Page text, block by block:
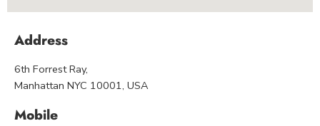
Address
6th Forrest Ray,
Manhattan NYC 10001, USA
Mobile